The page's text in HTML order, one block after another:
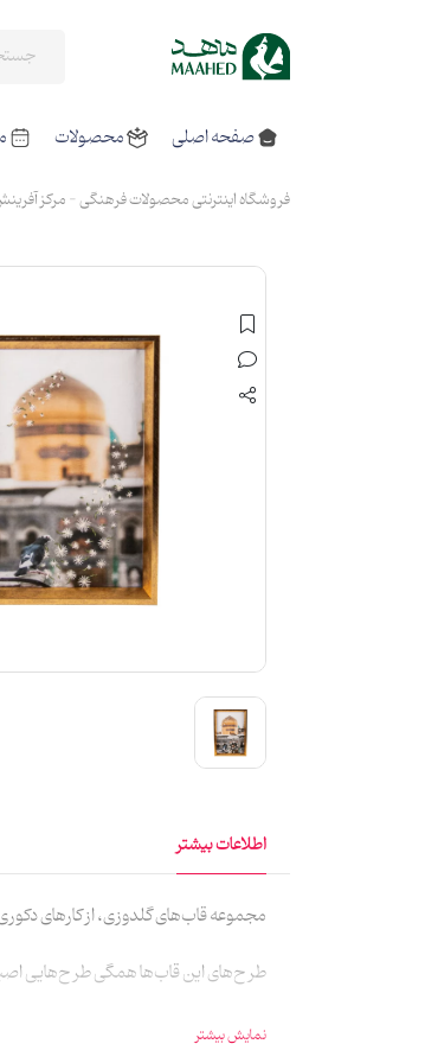
صفحه اصلی محصولات
فروشگاه اینترنتی محصولات فرهنگی - مرکز
اطلاعات بیشتر
مجموعه قاب‌های گلدوزی، از کارهای
طرح‌های این قاب‌ها همگی طرح‌هایی
همچنین این قاب‌ها می‌خوانند هدیه‌ای
نمایش بیشتر